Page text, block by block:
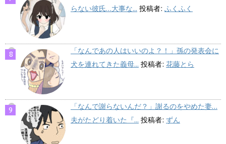
らない彼氏…大事な... 投稿者: ふくふく
「なんであの人はいいのよ？！」孫の発表会に
犬を連れてきた義母... 投稿者: 花藤とら
「なんで謝らないんだ？」謝るのをやめた妻…
夫がたどり着いた『... 投稿者: ずん